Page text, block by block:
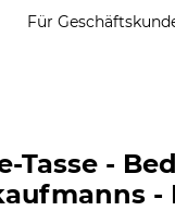
Für
Tasse -
-